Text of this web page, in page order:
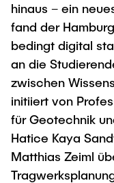
hinaus – ein
fand der
bedingt digital
an die
zwischen
initiiert von
für Geotechnik
Hatice Kaya
Matthias Zeiml